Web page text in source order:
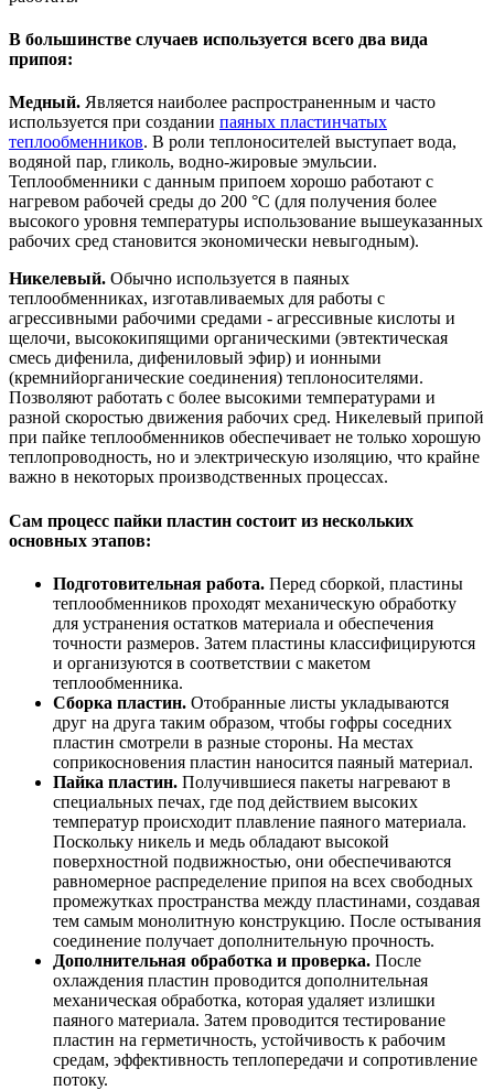
В большинстве случаев используется всего два вида
припоя:
Медный. Является наиболее распространенным и часто
используется при создании паяных пластинчатых
теплообменников. В роли теплоносителей выступает вода,
водяной пар, гликоль, водно-жировые эмульсии.
Теплообменники с данным припоем хорошо работают с
нагревом рабочей среды до 200 °C (для получения более
высокого уровня температуры использование вышеуказанных
рабочих сред становится экономически невыгодным).
Никелевый. Обычно используется в паяных
теплообменниках, изготавливаемых для работы с
агрессивными рабочими средами - агрессивные кислоты и
щелочи, высококипящими органическими (эвтектическая
смесь дифенила, дифениловый эфир) и ионными
(кремнийорганические соединения) теплоносителями.
Позволяют работать с более высокими температурами и
разной скоростью движения рабочих сред. Никелевый припой
при пайке теплообменников обеспечивает не только хорошую
теплопроводность, но и электрическую изоляцию, что крайне
важно в некоторых производственных процессах.
Сам процесс пайки пластин состоит из нескольких
основных этапов:
Подготовительная работа. Перед сборкой, пластины
теплообменников проходят механическую обработку
для устранения остатков материала и обеспечения
точности размеров. Затем пластины классифицируются
и организуются в соответствии с макетом
теплообменника.
Сборка пластин. Отобранные листы укладываются
друг на друга таким образом, чтобы гофры соседних
пластин смотрели в разные стороны. На местах
соприкосновения пластин наносится паяный материал.
Пайка пластин. Получившиеся пакеты нагревают в
специальных печах, где под действием высоких
температур происходит плавление паяного материала.
Поскольку никель и медь обладают высокой
поверхностной подвижностью, они обеспечиваются
равномерное распределение припоя на всех свободных
промежутках пространства между пластинами, создавая
тем самым монолитную конструкцию. После остывания
соединение получает дополнительную прочность.
Дополнительная обработка и проверка. После
охлаждения пластин проводится дополнительная
механическая обработка, которая удаляет излишки
паяного материала. Затем проводится тестирование
пластин на герметичность, устойчивость к рабочим
средам, эффективность теплопередачи и сопротивление
потоку.